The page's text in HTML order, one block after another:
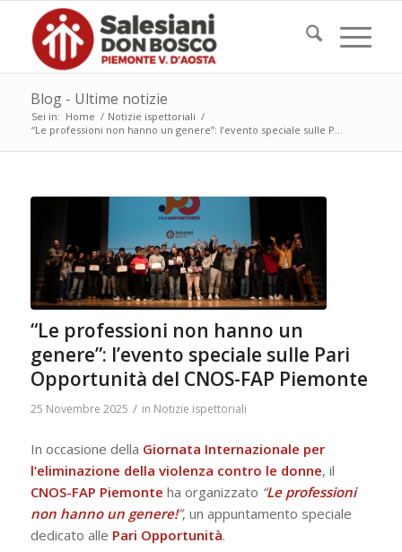
Blog - Ultime notizie
Sei in: Home / Notizie ispettoriali /
“Le professioni non hanno un genere”: l’evento speciale sulle P...
“Le professioni non hanno un
genere”: l’evento speciale sulle Pari
Opportunità del CNOS-FAP Piemonte
25 Novembre 2025 / in Notizie ispettoriali
In occasione della Giornata Internazionale per
l’eliminazione della violenza contro le donne, il
CNOS-FAP Piemonte ha organizzato “Le professioni
non hanno un genere!”, un appuntamento speciale
dedicato alle Pari Opportunità.